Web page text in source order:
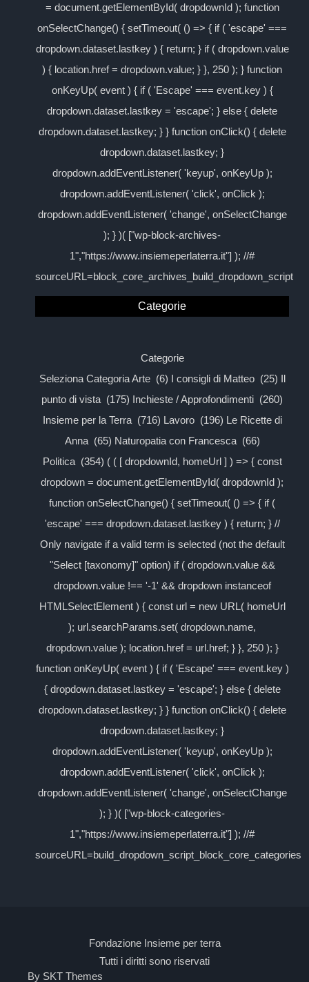
= document.getElementById( dropdownId ); function
onSelectChange() { setTimeout( () => { if ( 'escape' ===
dropdown.dataset.lastkey ) { return; } if ( dropdown.value
) { location.href = dropdown.value; } }, 250 ); } function
onKeyUp( event ) { if ( 'Escape' === event.key ) {
dropdown.dataset.lastkey = 'escape'; } else { delete
dropdown.dataset.lastkey; } } function onClick() { delete
dropdown.dataset.lastkey; }
dropdown.addEventListener( 'keyup', onKeyUp );
dropdown.addEventListener( 'click', onClick );
dropdown.addEventListener( 'change', onSelectChange
); } )( ["wp-block-archives-
1","https://www.insiemeperlaterra.it"] ); //#
sourceURL=block_core_archives_build_dropdown_script
Categorie
Categorie
Seleziona Categoria Arte (6) I consigli di Matteo (25) Il
punto di vista (175) Inchieste / Approfondimenti (260)
Insieme per la Terra (716) Lavoro (196) Le Ricette di
Anna (65) Naturopatia con Francesca (66)
Politica (354) ( ( [ dropdownId, homeUrl ] ) => { const
dropdown = document.getElementById( dropdownId );
function onSelectChange() { setTimeout( () => { if (
'escape' === dropdown.dataset.lastkey ) { return; } //
Only navigate if a valid term is selected (not the default
"Select [taxonomy]" option) if ( dropdown.value &&
dropdown.value !== '-1' && dropdown instanceof
HTMLSelectElement ) { const url = new URL( homeUrl
); url.searchParams.set( dropdown.name,
dropdown.value ); location.href = url.href; } }, 250 ); }
function onKeyUp( event ) { if ( 'Escape' === event.key )
{ dropdown.dataset.lastkey = 'escape'; } else { delete
dropdown.dataset.lastkey; } } function onClick() { delete
dropdown.dataset.lastkey; }
dropdown.addEventListener( 'keyup', onKeyUp );
dropdown.addEventListener( 'click', onClick );
dropdown.addEventListener( 'change', onSelectChange
); } )( ["wp-block-categories-
1","https://www.insiemeperlaterra.it"] ); //#
sourceURL=build_dropdown_script_block_core_categories
Fondazione Insieme per terra
Tutti i diritti sono riservati
By SKT Themes